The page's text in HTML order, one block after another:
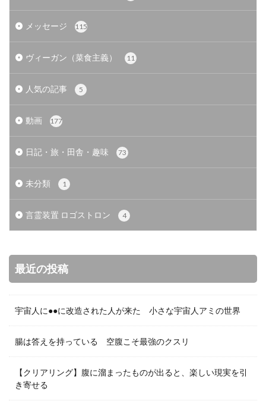
メッセージ 115
ヴィーガン（菜食主義） 11
人気の記事 5
動画 177
日記・旅・田舎・趣味 73
未分類 1
言霊装置 ロゴストロン 4
最近の投稿
宇宙人に●●に改造された人が来た 小さな宇宙人アミの世界
腸は答えを持っている 空腹こそ最強のクスリ
【クリアリング】腹に溜まったものが出ると、楽しい現実を引
き寄せる